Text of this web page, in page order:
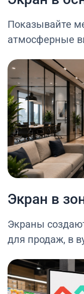
Показывайте
атмосферные
Экран в
Экраны
для продаж, в